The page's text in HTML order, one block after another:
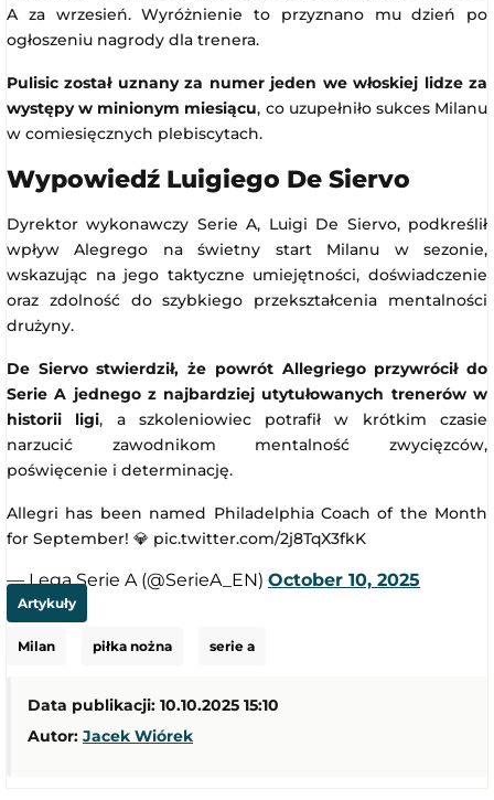
A za wrzesień. Wyróżnienie to przyznano mu dzień po
ogłoszeniu nagrody dla trenera.
Pulisic został uznany za numer jeden we włoskiej lidze za
występy w minionym miesiącu, co uzupełniło sukces Milanu
w comiesięcznych plebiscytach.
Wypowiedź Luigiego De Siervo
Dyrektor wykonawczy Serie A, Luigi De Siervo, podkreślił
wpływ Alegrego na świetny start Milanu w sezonie,
wskazując na jego taktyczne umiejętności, doświadczenie
oraz zdolność do szybkiego przekształcenia mentalności
drużyny.
De Siervo stwierdził, że powrót Allegriego przywrócił do
Serie A jednego z najbardziej utytułowanych trenerów w
historii ligi, a szkoleniowiec potrafił w krótkim czasie
narzucić zawodnikom mentalność zwycięzców,
poświęcenie i determinację.
Allegri has been named Philadelphia Coach of the Month
for September! 💎 pic.twitter.com/2j8TqX3fkK
— Lega Serie A (@SerieA_EN) October 10, 2025
Artykuły
Milan piłka nożna serie a
Data publikacji: 10.10.2025 15:10
Autor: Jacek Wiórek